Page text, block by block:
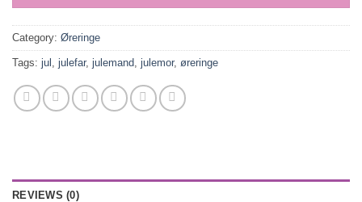
Category: Øreringe
Tags: jul julefar, julemand julemor, øreringe
REVIEWS (0)